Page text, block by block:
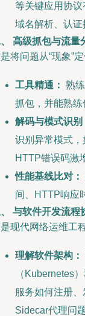
等关键应用协
域名解析、认证
高级抓包与流量
将问题从“现象”
工具精通： 熟
抓包，并能熟练
解码与模式识别
识别异常模式
HTTP错误码激
性能基线比对：
间、HTTP响应
与软件开发流程
现代网络运维工
理解软件架构：
（Kubernetes
服务如何注册
Sidecar代理问题